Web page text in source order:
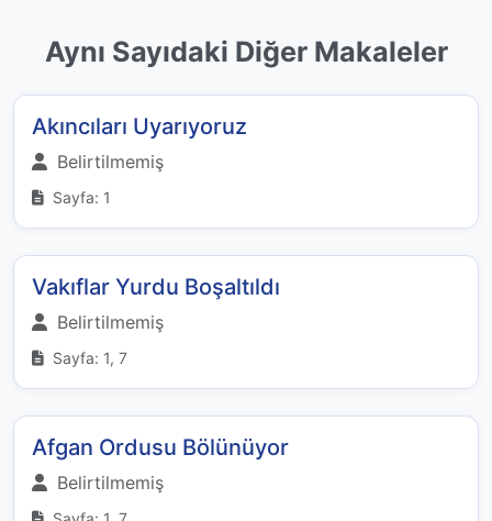
Aynı Sayıdaki Diğer Makaleler
Akıncıları Uyarıyoruz
Belirtilmemiş
Sayfa: 1
Vakıflar Yurdu Boşaltıldı
Belirtilmemiş
Sayfa: 1, 7
Afgan Ordusu Bölünüyor
Belirtilmemiş